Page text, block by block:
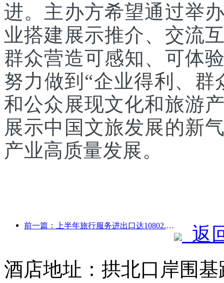
进。主办方希望通过举
业搭建展示推介、交流
群众营造可感知、可体
努力做到“企业得利、
和公众展现文化和旅游
展示中国文旅发展的新
产业高质量发展。
前一篇：上半年旅行服务进出口达10802.9亿元
返
酒店地址：拱北口岸围基